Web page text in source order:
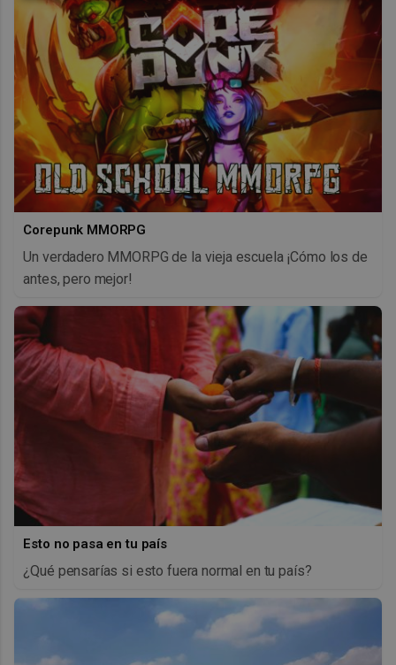
Corepunk MMORPG
Un verdadero MMORPG de la vieja escuela ¡Cómo los de
antes, pero mejor!
Esto no pasa en tu país
¿Qué pensarías si esto fuera normal en tu país?